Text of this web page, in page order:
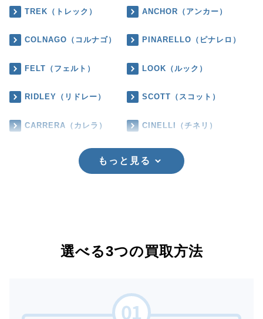
TREK（トレック） ANCHOR（アンカー）
COLNAGO（コルナゴ） PINARELLO（ピナレロ）
FELT（フェルト） LOOK（ルック）
RIDLEY（リドレー） SCOTT（スコット）
CARRERA（カレラ） CINELLI（チネリ）
もっと見る
選べる3つの買取方法